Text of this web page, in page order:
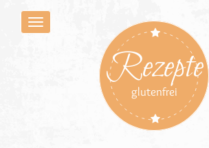
Rezepte
glutenfrei